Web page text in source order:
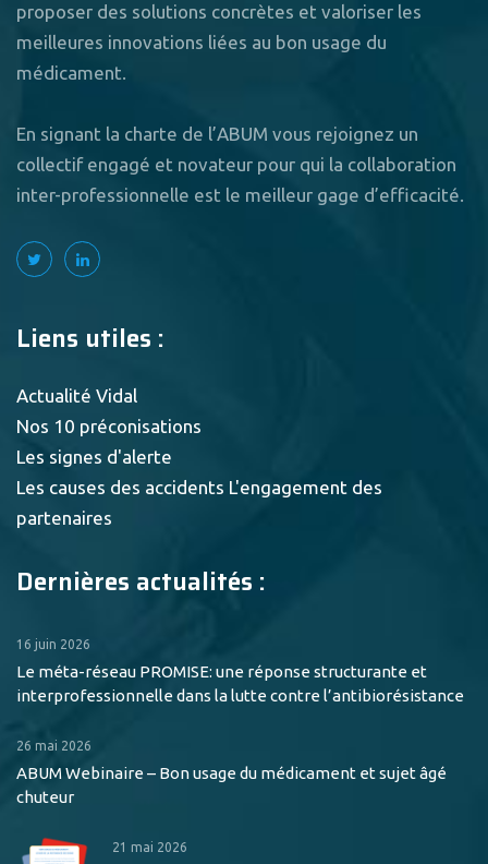
proposer des solutions concrètes et valoriser les
meilleures innovations liées au bon usage du
médicament.
En signant la charte de l’ABUM vous rejoignez un
collectif engagé et novateur pour qui la collaboration
inter-professionnelle est le meilleur gage d’efficacité.
Liens utiles :
Actualité Vidal
Nos 10 préconisations
Les signes d'alerte
Les causes des accidents L'engagement des
partenaires
Dernières actualités :
16 juin 2026
Le méta-réseau PROMISE: une réponse structurante et
interprofessionnelle dans la lutte contre l’antibiorésistance
26 mai 2026
ABUM Webinaire – Bon usage du médicament et sujet âgé
chuteur
21 mai 2026